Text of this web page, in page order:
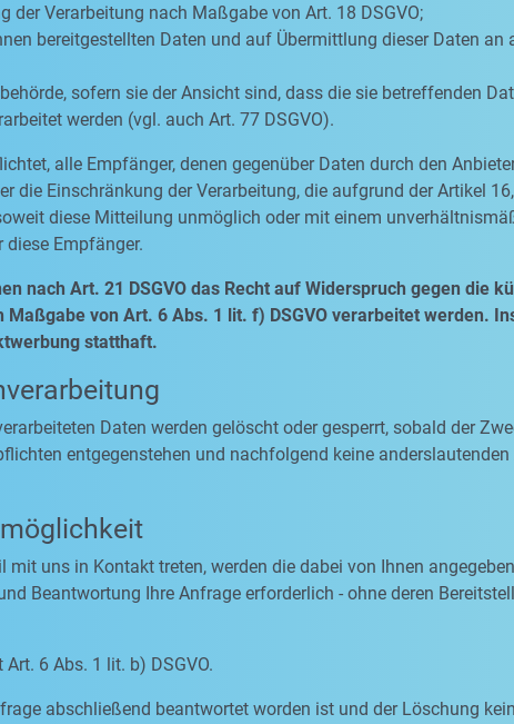
der Verarbeitung nach Maßgabe von Art. 18 DSGVO;
bereitgestellten Daten und auf Übermittlung dieser Daten
sofern sie der Ansicht sind, dass die sie betreffenden
werden (vgl. auch Art. 77 DSGVO).
alle Empfänger, denen gegenüber Daten durch den
die Einschränkung der Verarbeitung, die aufgrund der Artikel
diese Mitteilung unmöglich oder mit einem
Empfänger.
nach Art. 21 DSGVO das Recht auf Widerspruch gegen die
von Art. 6 Abs. 1 lit. f) DSGVO verarbeitet werden.
statthaft.
Daten werden gelöscht oder gesperrt, sobald der
entgegenstehen und nachfolgend keine
uns in Kontakt treten, werden die dabei von Ihnen
Beantwortung Ihre Anfrage erforderlich - ohne deren
6 Abs. 1 lit. b) DSGVO.
abschließend beantwortet worden ist und der Löschung